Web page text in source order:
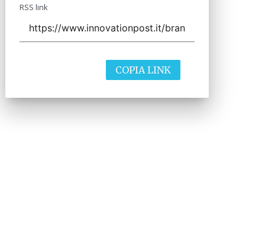
RSS link
COPIA LINK